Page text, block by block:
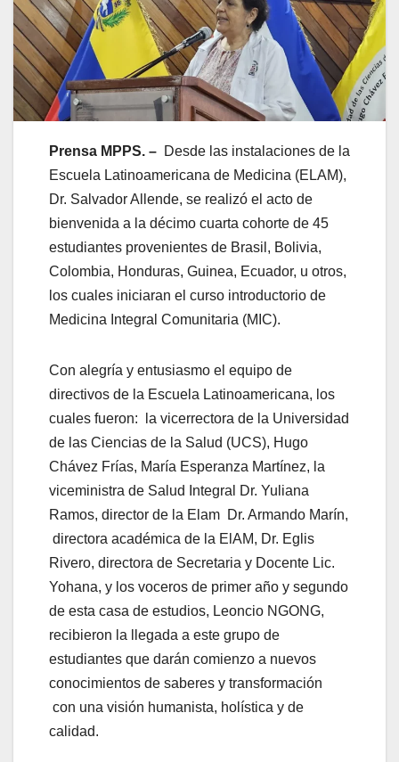
Prensa MPPS. – Desde las instalaciones de la
Escuela Latinoamericana de Medicina (ELAM),
Dr. Salvador Allende, se realizó el acto de
bienvenida a la décimo cuarta cohorte de 45
estudiantes provenientes de Brasil, Bolivia,
Colombia, Honduras, Guinea, Ecuador, u otros,
los cuales iniciaran el curso introductorio de
Medicina Integral Comunitaria (MIC).
Con alegría y entusiasmo el equipo de
directivos de la Escuela Latinoamericana, los
cuales fueron: la vicerrectora de la Universidad
de las Ciencias de la Salud (UCS), Hugo
Chávez Frías, María Esperanza Martínez, la
viceministra de Salud Integral Dr. Yuliana
Ramos, director de la Elam Dr. Armando Marín,
directora académica de la ElAM, Dr. Eglis
Rivero, directora de Secretaria y Docente Lic.
Yohana, y los voceros de primer año y segundo
de esta casa de estudios, Leoncio NGONG,
recibieron la llegada a este grupo de
estudiantes que darán comienzo a nuevos
conocimientos de saberes y transformación
con una visión humanista, holística y de
calidad.